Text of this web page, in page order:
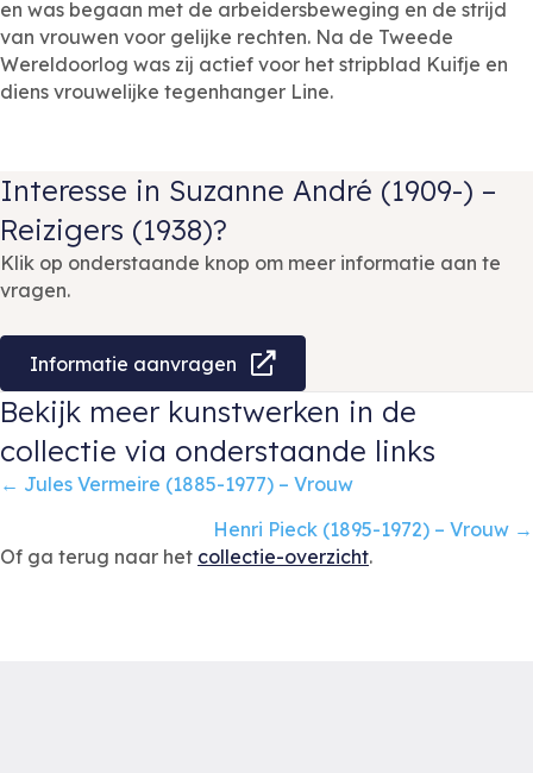
en was begaan met de arbeidersbeweging en de strijd
van vrouwen voor gelijke rechten. Na de Tweede
Wereldoorlog was zij actief voor het stripblad Kuifje en
diens vrouwelijke tegenhanger Line.
Interesse in Suzanne André (1909-) –
Reizigers (1938)?
Klik op onderstaande knop om meer informatie aan te
vragen.
Informatie aanvragen
Bekijk meer kunstwerken in de
collectie via onderstaande links
Posts
← Jules Vermeire (1885-1977) – Vrouw
Henri Pieck (1895-1972) – Vrouw →
Of ga terug naar het collectie-overzicht.